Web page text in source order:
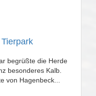
begrüßte die Herde
besonderes Kalb.
von Hagenbeck...